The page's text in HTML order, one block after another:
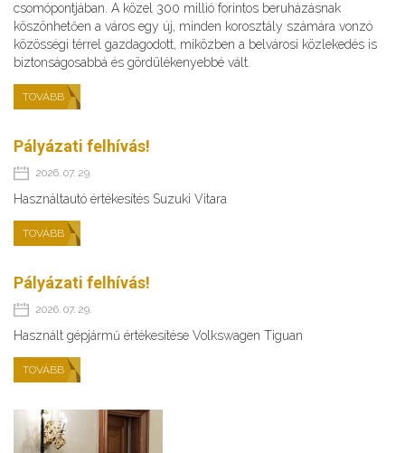
csomópontjában. A közel 300 millió forintos beruházásnak
köszönhetően a város egy új, minden korosztály számára vonzó
közösségi térrel gazdagodott, miközben a belvárosi közlekedés is
biztonságosabbá és gördülékenyebbé vált.
TOVÁBB
Pályázati felhívás!
2026. 07. 29.
Használtautó értékesítés Suzuki Vitara
TOVÁBB
Pályázati felhívás!
2026. 07. 29.
Használt gépjármű értékesítése Volkswagen Tiguan
TOVÁBB